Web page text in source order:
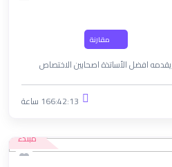
مقارنة
166:42:13 ساعة
مبتدء